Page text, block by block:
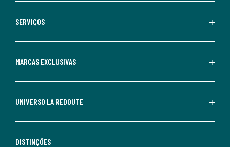
SERVIÇOS
MARCAS EXCLUSIVAS
UNIVERSO LA REDOUTE
DISTINÇÕES